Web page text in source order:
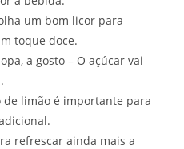
um bom licor para
toque doce.
a gosto – O açúcar vai
de limão é importante para
refrescar ainda mais a